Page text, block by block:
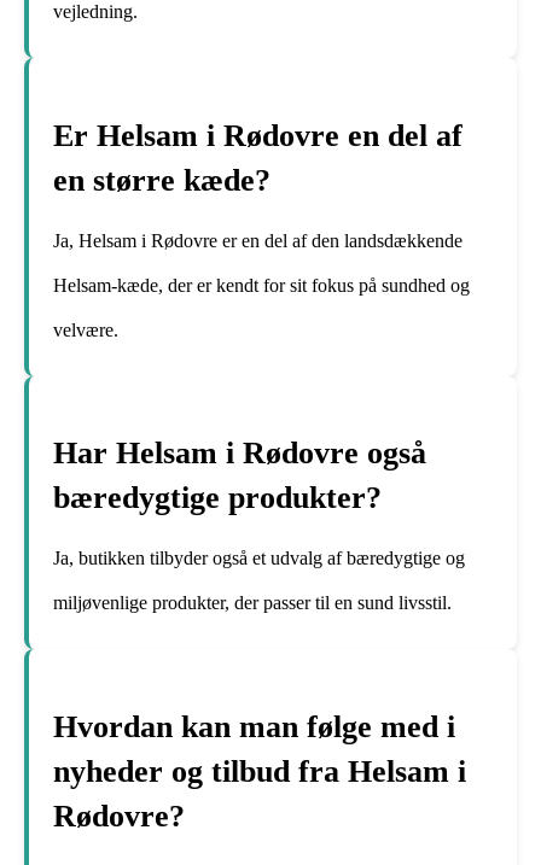
vejledning.
Er Helsam i Rødovre en del af
en større kæde?
Ja, Helsam i Rødovre er en del af den landsdækkende
Helsam-kæde, der er kendt for sit fokus på sundhed og
velvære.
Har Helsam i Rødovre også
bæredygtige produkter?
Ja, butikken tilbyder også et udvalg af bæredygtige og
miljøvenlige produkter, der passer til en sund livsstil.
Hvordan kan man følge med i
nyheder og tilbud fra Helsam i
Rødovre?